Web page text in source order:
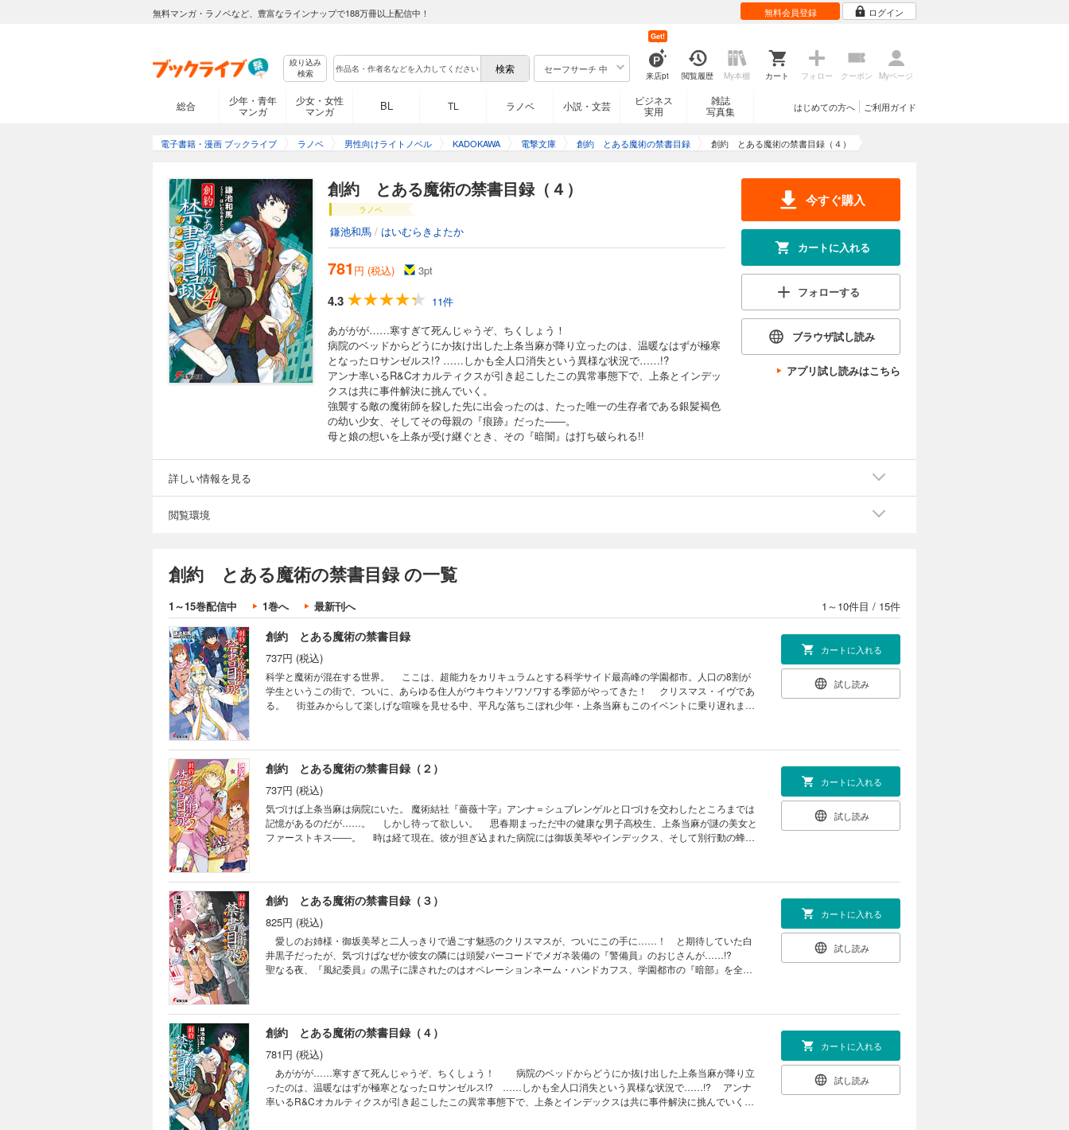
無料マンガ・ラノベなど、豊富なラインナップで188万冊以上配信中！ 無料会員登録 ログイン
絞り込み
検索
セーフサーチ 中
来店pt
Get!
閲覧履歴 My本棚 カート フォロー クーポン Myページ
総合
少年・青年
マンガ
少女・女性
マンガ
BL TL ラノベ 小説・文芸
ビジネス
実用
雑誌
写真集
ご利用ガイド
はじめての方へ
電子書籍・漫画 ブックライブ ラノベ 男性向けライトノベル KADOKAWA 電撃文庫 創約 とある魔術の禁書目録 創約 とある魔術の禁書目録（４）
創約 とある魔術の禁書目録（４）
ラノベ
鎌池和馬 / はいむらきよたか
781 円 (税込) 3pt
4.3
11件
あががが……寒すぎて死んじゃうぞ、ちくしょう！
病院のベッドからどうにか抜け出した上条当麻が降り立ったのは、温暖なはずが極寒
となったロサンゼルス!? ……しかも全人口消失という異様な状況で……!?
アンナ率いるR&Cオカルティクスが引き起こしたこの異常事態下で、上条とインデッ
クスは共に事件解決に挑んでいく。
強襲する敵の魔術師を躱した先に出会ったのは、たった唯一の生存者である銀髪褐色
の幼い少女、そしてその母親の『痕跡』だった――。
母と娘の想いを上条が受け継ぐとき、その『暗闇』は打ち破られる!!
今すぐ購入
カートに入れる
フォローする
ブラウザ試し読み
アプリ試し読みはこちら
詳しい情報を見る
閲覧環境
創約 とある魔術の禁書目録 の一覧
1～15巻配信中 1巻へ 最新刊へ 1～10件目 / 15件
創約 とある魔術の禁書目録
737円 (税込)
科学と魔術が混在する世界。 ここは、超能力をカリキュラムとする科学サイド最高峰の学園都市。人口の8割が
学生というこの街で、ついに、あらゆる住人がウキウキソワソワする季節がやってきた！ クリスマス・イヴであ
る。 街並みからして楽しげな喧噪を見せる中、平凡な落ちこぼれ少年・上条当麻もこのイベントに乗り遅れまい
は、イヴの空気にやられた御坂美琴まで現れて、『創約』編は賑やかに開幕する!!
カートに入れる
試し読み
創約 とある魔術の禁書目録（２）
737円 (税込)
気づけば上条当麻は病院にいた。 魔術結社『薔薇十字』アンナ＝シュプレンゲルと口づけを交わしたところまでは
記憶があるのだが……。 しかし待って欲しい。 思春期まっただ中の健康な男子高校生、上条当麻が謎の美女と
ファーストキス――。 時は経て現在。彼が担ぎ込まれた病院には御坂美琴やインデックス、そして別行動の蜂蜜
んだ。ここに最強の超能力者（レベル５）コンビが誕生する!!
カートに入れる
試し読み
創約 とある魔術の禁書目録（３）
825円 (税込)
愛しのお姉様・御坂美琴と二人っきりで過ごす魅惑のクリスマスが、ついにこの手に……！ と期待していた白
井黒子だったが、気づけばなぜか彼女の隣には頭髪バーコードでメガネ装備の『警備員』のおじさんが……!?
聖なる夜、『風紀委員』の黒子に課されたのはオペレーションネーム・ハンドカフス、学園都市の『暗部』を全て
となるのは『学園都市最大の禁忌』という謎のフレーズで――！
カートに入れる
試し読み
創約 とある魔術の禁書目録（４）
781円 (税込)
あががが……寒すぎて死んじゃうぞ、ちくしょう！ 病院のベッドからどうにか抜け出した上条当麻が降り立
ったのは、温暖なはずが極寒となったロサンゼルス!? ……しかも全人口消失という異様な状況で……!? アンナ
率いるR&Cオカルティクスが引き起こしたこの異常事態下で、上条とインデックスは共に事件解決に挑んでいく。
カートに入れる
試し読み